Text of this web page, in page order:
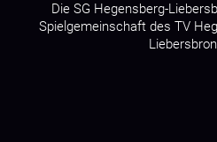
Die SG Hegensberg-
Spielgemeinschaft des TV